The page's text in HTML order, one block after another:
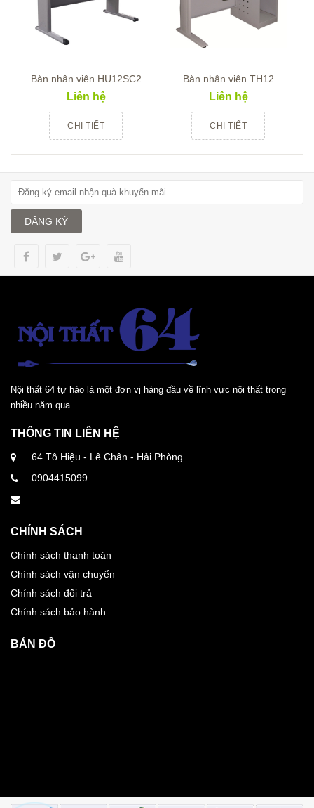
Bàn nhân viên HU12SC2
Liên hệ
CHI TIẾT
Bàn nhân viên TH12
Liên hệ
CHI TIẾT
ĐĂNG KÝ
Nội thất 64 tự hào là một đơn vị hàng đầu về lĩnh vực nội thất trong
nhiều năm qua
THÔNG TIN LIÊN HỆ
64 Tô Hiệu - Lê Chân - Hải Phòng
0904415099
CHÍNH SÁCH
Chính sách thanh toán
Chính sách vận chuyển
Chính sách đổi trả
Chính sách bảo hành
BẢN ĐỒ